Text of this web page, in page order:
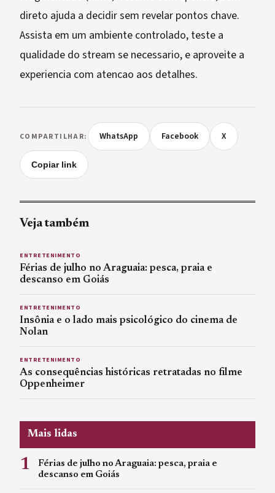
direto ajuda a decidir sem revelar pontos chave.
Assista em um ambiente controlado, teste a
qualidade do stream se necessario, e aproveite a
experiencia com atencao aos detalhes.
COMPARTILHAR: WhatsApp Facebook X
Copiar link
Veja também
ENTRETENIMENTO
Férias de julho no Araguaia: pesca, praia e
descanso em Goiás
ENTRETENIMENTO
Insônia e o lado mais psicológico do cinema de
Nolan
ENTRETENIMENTO
As consequências históricas retratadas no filme
Oppenheimer
Mais lidas
1
Férias de julho no Araguaia: pesca, praia e
descanso em Goiás